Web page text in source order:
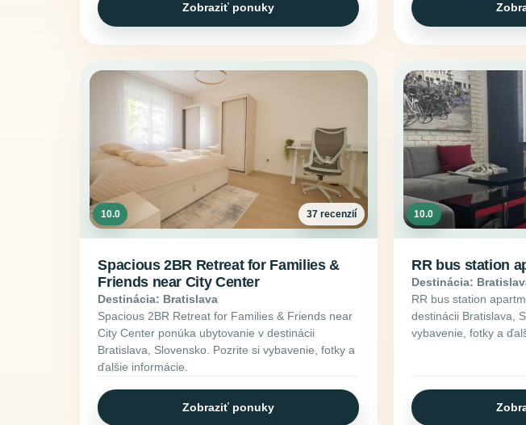
Zobraziť ponuky
10.0 37 recenzií
Spacious 2BR Retreat for Families &
Friends near City Center
Destinácia: Bratislava
Spacious 2BR Retreat for Families & Friends near
City Center ponúka ubytovanie v destinácii
Bratislava, Slovensko. Pozrite si vybavenie, fotky a
ďalšie informácie.
Zobraziť ponuky
10.0
RR bus station
Destinácia:
RR bus station
destinácii Bratislava,
vybavenie, fotky a